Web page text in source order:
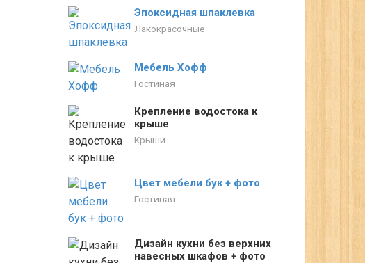
Эпоксидная шпаклевка
Лакокрасочные
Мебель Хофф
Гостиная
Крепление водостока к
крыше
Крыши
Цвет мебели бук + фото
Гостиная
Дизайн кухни без верхних
навесных шкафов + фото